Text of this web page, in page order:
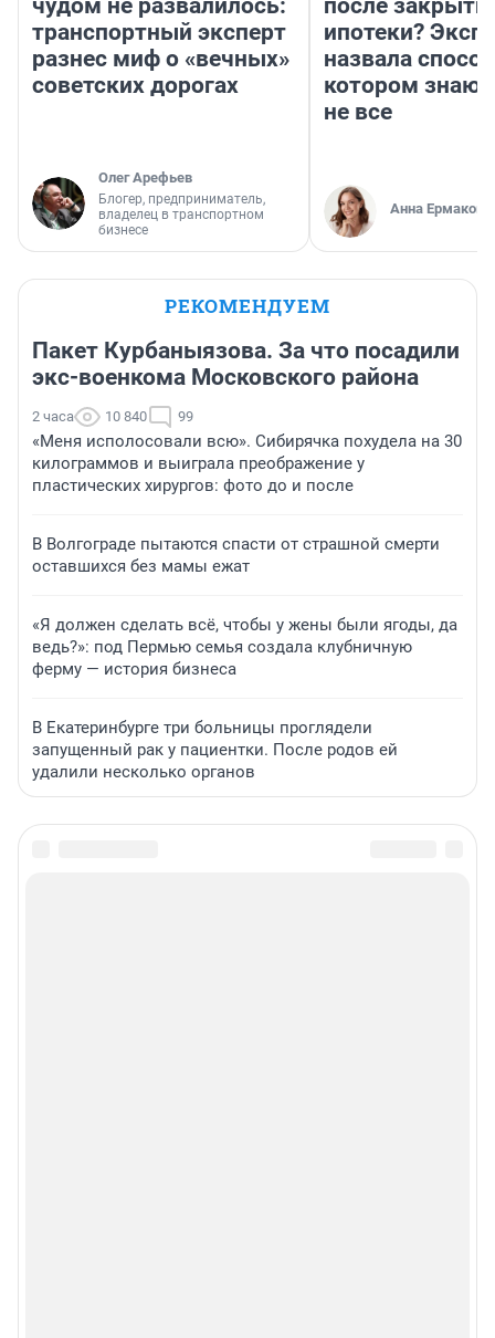
чудом не развалилось:
транспортный эксперт
разнес миф о «вечных»
советских дорогах
Олег Арефьев
Блогер, предприниматель,
владелец в транспортном
бизнесе
после
ипотеки?
назвала
котором
не все
Анна Ермакова
РЕКОМЕНДУЕМ
Пакет Курбаныязова. За что посадили
экс-военкома Московского района
2 часа 10 840 99
«Меня исполосовали всю». Сибирячка похудела на 30
килограммов и выиграла преображение у
пластических хирургов: фото до и после
В Волгограде пытаются спасти от страшной смерти
оставшихся без мамы ежат
«Я должен сделать всё, чтобы у жены были ягоды, да
ведь?»: под Пермью семья создала клубничную
ферму — история бизнеса
В Екатеринбурге три больницы проглядели
запущенный рак у пациентки. После родов ей
удалили несколько органов